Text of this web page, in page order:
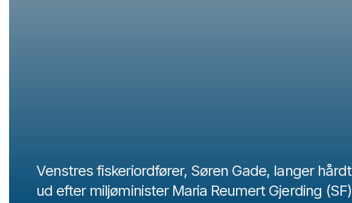
Venstres fiskeriordfører, Søren Gade, langer hårdt
ud efter miljøminister Maria Reumert Gjerding (SF)